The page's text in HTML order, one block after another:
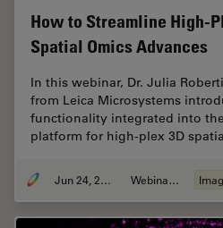
How to Streamline High-
Spatial Omics Advances
In this webinar, Dr. Julia
from Leica Microsystems
functionality integrated into the
platform for high-plex 3D
Jun 24, 2025 Webinaire